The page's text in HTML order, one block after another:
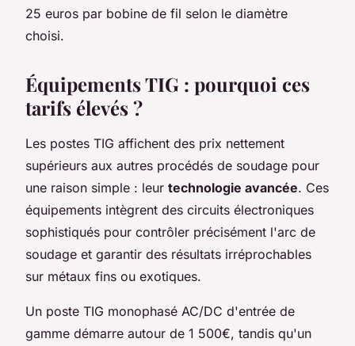
25 euros par bobine de fil selon le diamètre
choisi.
Équipements TIG : pourquoi ces
tarifs élevés ?
Les postes TIG affichent des prix nettement
supérieurs aux autres procédés de soudage pour
une raison simple : leur technologie avancée. Ces
équipements intègrent des circuits électroniques
sophistiqués pour contrôler précisément l'arc de
soudage et garantir des résultats irréprochables
sur métaux fins ou exotiques.
Un poste TIG monophasé AC/DC d'entrée de
gamme démarre autour de 1 500€, tandis qu'un